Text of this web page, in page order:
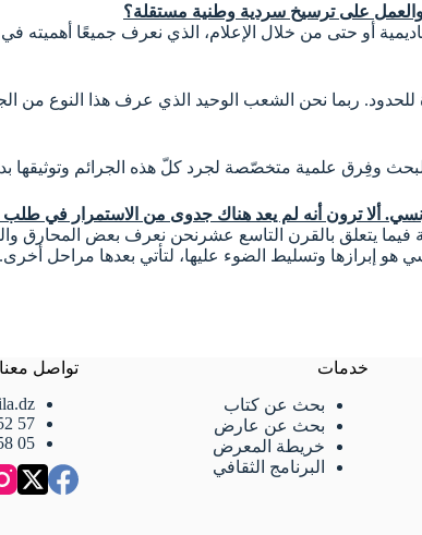
والعمل على ترسيخ سردية وطنية مستقلة؟
أو حتى من خلال الإعلام، الذي نعرف جميعًا أهميته
ربما نحن الشعب الوحيد الذي عرف هذا النوع من
وفِرق علمية متخصّصة لجرد كلّ هذه الجرائم وتوثيقها
ألا ترون أنه لم يعد هناك جدوى من الاستمرار في طلب
يتعلق بالقرن التاسع عشرنحن نعرف بعض المحارق
هو إبرازها وتسليط الضوء عليها، لتأتي بعدها مراحل أخرى.
خدمات
بحث عن كتاب
بحث عن عارض
خريطة المعرض
البرنامج الثقافي
تواصل معنا
57
05